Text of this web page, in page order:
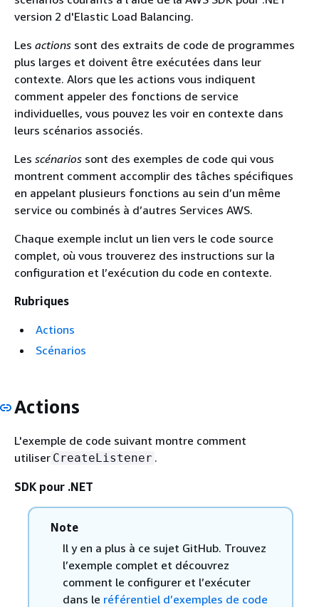
version 2 d'Elastic Load Balancing.
Les actions sont des extraits de code de programmes
plus larges et doivent être exécutées dans leur
contexte. Alors que les actions vous indiquent
comment appeler des fonctions de service
individuelles, vous pouvez les voir en contexte dans
leurs scénarios associés.
Les scénarios sont des exemples de code qui vous
montrent comment accomplir des tâches spécifiques
en appelant plusieurs fonctions au sein d’un même
service ou combinés à d’autres Services AWS.
Chaque exemple inclut un lien vers le code source
complet, où vous trouverez des instructions sur la
configuration et l’exécution du code en contexte.
Rubriques
Actions
Scénarios
Actions
L'exemple de code suivant montre comment
utiliser CreateListener .
SDK pour .NET
Note
Il y en a plus à ce sujet GitHub. Trouvez
l’exemple complet et découvrez
comment le configurer et l’exécuter
dans le référentiel d’exemples de code